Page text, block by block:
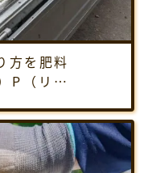
方を肥料
P（リン